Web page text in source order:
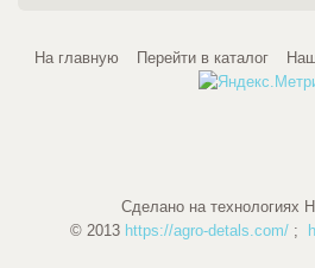
На главную Перейти в каталог
Сделано на технологиях
© 2013 https://agro-detals.com/;